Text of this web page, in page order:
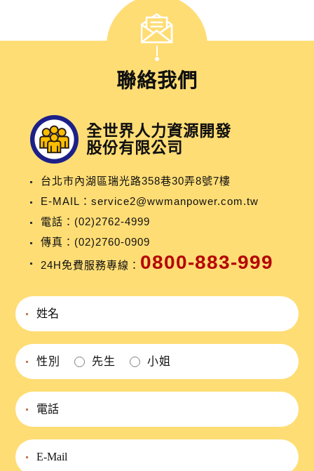
聯絡我們
全世界人力資源開發
股份有限公司
台北市內湖區瑞光路358巷30弄8號7樓
E-MAIL： service2@wwmanpower.com.tw
電話： (02)2762-4999
傳真：(02)2760-0909
24H免費服務專線： 0800-883-999
性別 先生 小姐